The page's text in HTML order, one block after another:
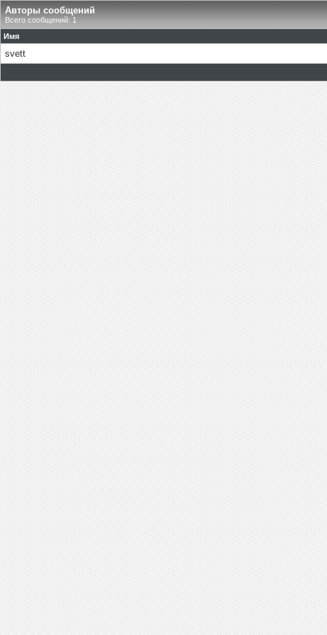
Авторы сообщений
Всего сообщений: 1
Имя
svett